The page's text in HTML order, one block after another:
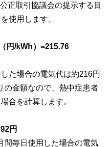
正取引協議会の提示する目
使用します。
円/kWh）=215.76
た場合の電気代は約216円
の金額なので、熱中症患者
合を計算します。
円
間毎日使用した場合の電気